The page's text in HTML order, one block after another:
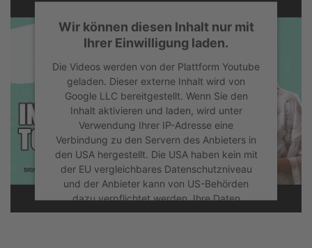
Wir können diesen Inhalt nur mit
Ihrer Einwilligung laden.
Die Videos werden von der Plattform Youtube
geladen. Dieser externe Inhalt wird von
Google LLC bereitgestellt. Wenn Sie den
Inhalt aktivieren und laden, wird unter
Verwendung Ihrer IP-Adresse eine
Verbindung zu den Servern des Anbieters in
den USA hergestellt. Die USA haben kein mit
der EU vergleichbares Datenschutzniveau
und der Anbieter kann von US-Behörden
dazu verpflichtet werden, Ihre Daten
herauszugeben, ohne dass Ihnen hiergegen